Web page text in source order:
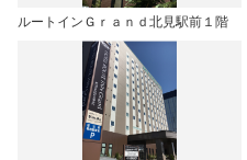
ルートインＧｒａｎｄ北見駅前１階